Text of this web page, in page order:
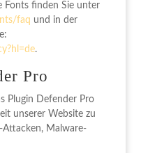
Fonts finden Sie unter
faq und in der
.
Pro
Plugin Defender Pro
unserer Website zu
Malware-